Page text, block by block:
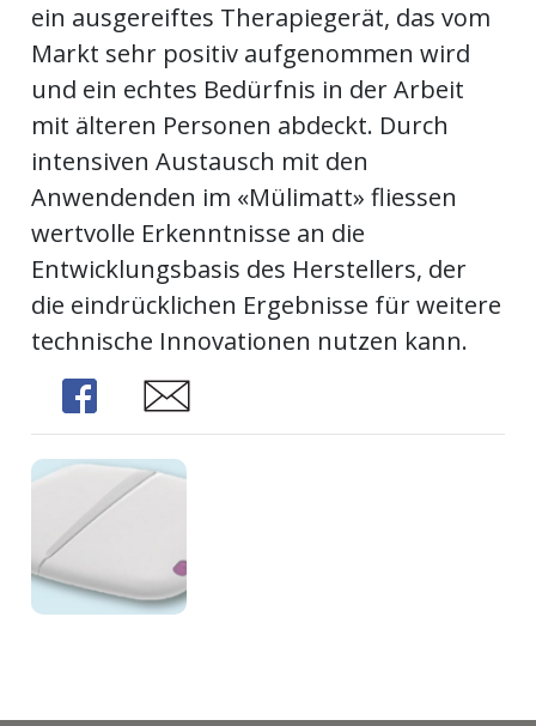
ein ausgereiftes Therapiegerät, das vom
Markt sehr positiv aufgenommen wird
und ein echtes Bedürfnis in der Arbeit
mit älteren Personen abdeckt. Durch
intensiven Austausch mit den
Anwendenden im «Mülimatt» fliessen
wertvolle Erkenntnisse an die
Entwicklungsbasis des Herstellers, der
die eindrücklichen Ergebnisse für weitere
technische Innovationen nutzen kann.
Share
Share